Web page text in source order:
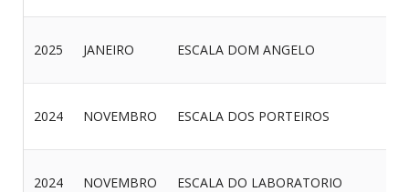
2025 JANEIRO ESCALA DOM ANGELO
2024 NOVEMBRO ESCALA DOS PORTEIROS
2024 NOVEMBRO ESCALA DO LABORATORIO